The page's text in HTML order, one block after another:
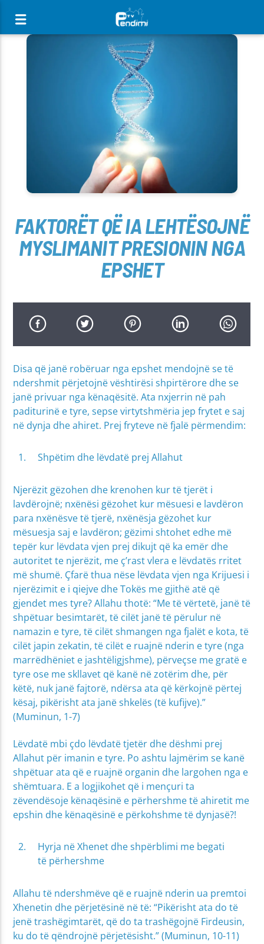
[There are no radio stations in the database]
FAKTORËT QË IA LEHTËSOJNË
MYSLIMANIT PRESIONIN NGA
EPSHET
Disa që janë robëruar nga epshet mendojnë se të
ndershmit përjetojnë vështirësi shpirtërore dhe se
janë privuar nga kënaqësitë. Ata nxjerrin në pah
paditurinë e tyre, sepse virtytshmëria jep frytet e saj
në dynja dhe ahiret. Prej fryteve në fjalë përmendim:
Shpëtim dhe lëvdatë prej Allahut
Njerëzit gëzohen dhe krenohen kur të tjerët i
lavdërojnë; nxënësi gëzohet kur mësuesi e lavdëron
para nxënësve të tjerë, nxënësja gëzohet kur
mësuesja saj e lavdëron; gëzimi shtohet edhe më
tepër kur lëvdata vjen prej dikujt që ka emër dhe
autoritet te njerëzit, me ç’rast vlera e lëvdatës rritet
më shumë. Çfarë thua nëse lëvdata vjen nga Krijuesi i
njerëzimit e i qiejve dhe Tokës me gjithë atë që
gjendet mes tyre? Allahu thotë: “Me të vërtetë, janë të
shpëtuar besimtarët, të cilët janë të përulur në
namazin e tyre, të cilët shmangen nga fjalët e kota, të
cilët japin zekatin, të cilët e ruajnë nderin e tyre (nga
marrëdhëniet e jashtëligjshme), përveçse me gratë e
tyre ose me skllavet që kanë në zotërim dhe, për
këtë, nuk janë fajtorë, ndërsa ata që kërkojnë përtej
kësaj, pikërisht ata janë shkelës (të kufijve).”
(Muminun, 1-7)
Lëvdatë mbi çdo lëvdatë tjetër dhe dëshmi prej
Allahut për imanin e tyre. Po ashtu lajmërim se kanë
shpëtuar ata që e ruajnë organin dhe largohen nga e
shëmtuara. E a logjikohet që i mençuri ta
zëvendësoje kënaqësinë e përhershme të ahiretit me
epshin dhe kënaqësinë e përkohshme të dynjasë?!
Hyrja në Xhenet dhe shpërblimi me begati
të përhershme
Allahu të ndershmëve që e ruajnë nderin ua premtoi
Xhenetin dhe përjetësinë në të: “Pikërisht ata do të
jenë trashëgimtarët, që do ta trashëgojnë Firdeusin,
ku do të qëndrojnë përjetësisht.” (Muminun, 10-11)